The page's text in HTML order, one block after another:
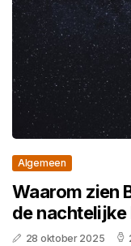
Algemeen
Waarom zien
de nachtelijke
28 oktober 2025